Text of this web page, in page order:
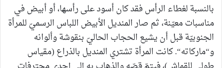
بالنسبة لغطاء الرأس فقد كان أسود على رأسها، أو أبيض في
مناسبات معيّنة، ثم صار المنديل الأبيض اللباس الرسميّ للمرأة
الجنوبيّة قبل أن يشيع الحجاب الحاليّ بنقوشة وألوانه
و“ماركاته“. كانت المرأة تشتري المنديل بالذراع (مقياس